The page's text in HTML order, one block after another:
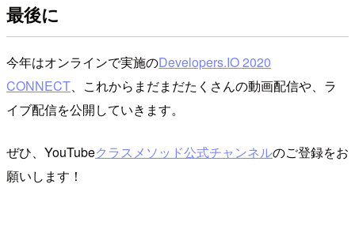
最後に
今年はオンラインで実施のDevelopers.IO 2020
CONNECT、これからまだまだたくさんの動画配信や、ラ
イブ配信を公開していきます。
ぜひ、YouTubeクラスメソッド公式チャンネルのご登録をお
願いします！